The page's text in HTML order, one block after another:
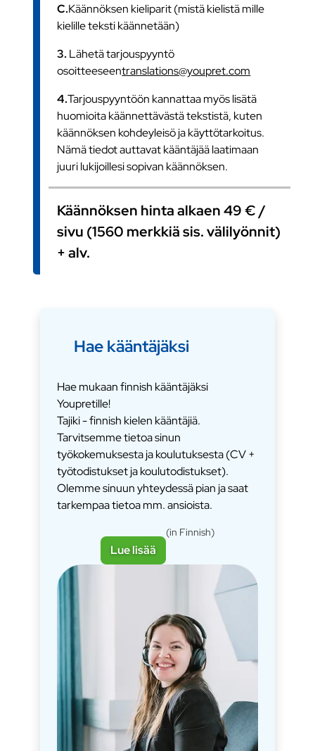
C.Käännöksen kieliparit (mistä kielistä mille
kielille teksti käännetään)
3. Lähetä tarjouspyyntö
osoitteeseentranslations@youpret.com
4.Tarjouspyyntöön kannattaa myös lisätä
huomioita käännettävästä tekstistä, kuten
käännöksen kohdeyleisö ja käyttötarkoitus.
Nämä tiedot auttavat kääntäjää laatimaan
juuri lukijoillesi sopivan käännöksen.
Käännöksen hinta alkaen 49 € /
sivu (1560 merkkiä sis. välilyönnit)
+ alv.
Hae kääntäjäksi
Hae mukaan finnish kääntäjäksi
Youpretille!
Tajiki - finnish kielen kääntäjiä.
Tarvitsemme tietoa sinun
työkokemuksesta ja koulutuksesta (CV +
työtodistukset ja koulutodistukset).
Olemme sinuun yhteydessä pian ja saat
tarkempaa tietoa mm. ansioista.
Lue lisää
(in Finnish)